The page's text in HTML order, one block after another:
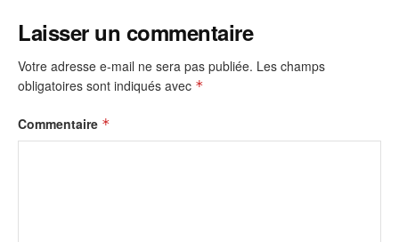
Laisser un commentaire
Votre adresse e-mail ne sera pas publiée. Les champs
obligatoires sont indiqués avec *
Commentaire *